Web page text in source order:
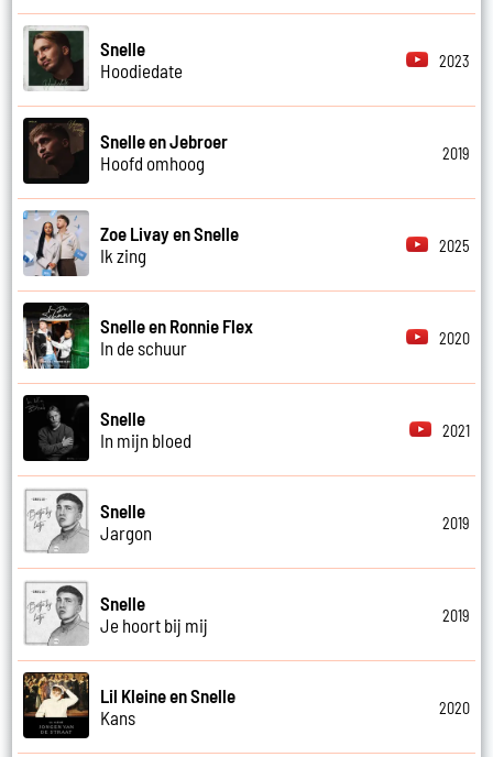
Snelle
Hoodiedate
2023
Snelle en Jebroer
Hoofd omhoog
2019
Zoe Livay en Snelle
Ik zing
2025
Snelle en Ronnie Flex
In de schuur
2020
Snelle
In mijn bloed
2021
Snelle
Jargon
2019
Snelle
Je hoort bij mij
2019
Lil Kleine en Snelle
Kans
2020